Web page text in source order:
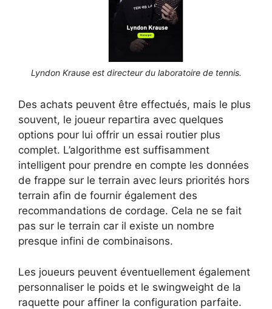
Lyndon Krause est directeur du laboratoire de tennis.
Des achats peuvent être effectués, mais le plus
souvent, le joueur repartira avec quelques
options pour lui offrir un essai routier plus
complet. L’algorithme est suffisamment
intelligent pour prendre en compte les données
de frappe sur le terrain avec leurs priorités hors
terrain afin de fournir également des
recommandations de cordage. Cela ne se fait
pas sur le terrain car il existe un nombre
presque infini de combinaisons.
Les joueurs peuvent éventuellement également
personnaliser le poids et le swingweight de la
raquette pour affiner la configuration parfaite.